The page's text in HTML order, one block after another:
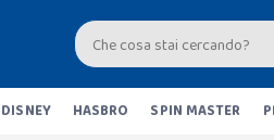
DISNEY HASBRO SPIN MASTER